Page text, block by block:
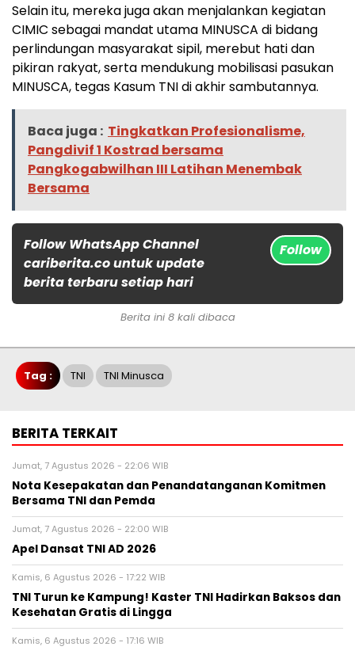
Selain itu, mereka juga akan menjalankan kegiatan
CIMIC sebagai mandat utama MINUSCA di bidang
perlindungan masyarakat sipil, merebut hati dan
pikiran rakyat, serta mendukung mobilisasi pasukan
MINUSCA, tegas Kasum TNI di akhir sambutannya.
Baca juga : Tingkatkan Profesionalisme,
Pangdivif 1 Kostrad bersama
Pangkogabwilhan III Latihan Menembak
Bersama
Follow WhatsApp Channel
cariberita.co untuk update
berita terbaru setiap hari
Follow
Berita ini 8 kali dibaca
Tag : TNI TNI Minusca
BERITA TERKAIT
Jumat, 7 Agustus 2026 - 22:06 WIB
Nota Kesepakatan dan Penandatanganan Komitmen
Bersama TNI dan Pemda
Jumat, 7 Agustus 2026 - 22:00 WIB
Apel Dansat TNI AD 2026
Kamis, 6 Agustus 2026 - 17:22 WIB
TNI Turun ke Kampung! Kaster TNI Hadirkan Baksos dan
Kesehatan Gratis di Lingga
Kamis, 6 Agustus 2026 - 17:16 WIB